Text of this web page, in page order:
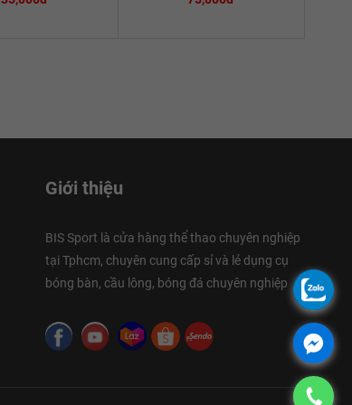
Giới thiệu
BIS Sport là cửa hàng thể thao chuyên nghiệp
tại Tphcm, chuyên cung cấp sỉ và lẻ dụng cụ
bóng bàn, cầu lông, bóng đá chuyên nghiệp